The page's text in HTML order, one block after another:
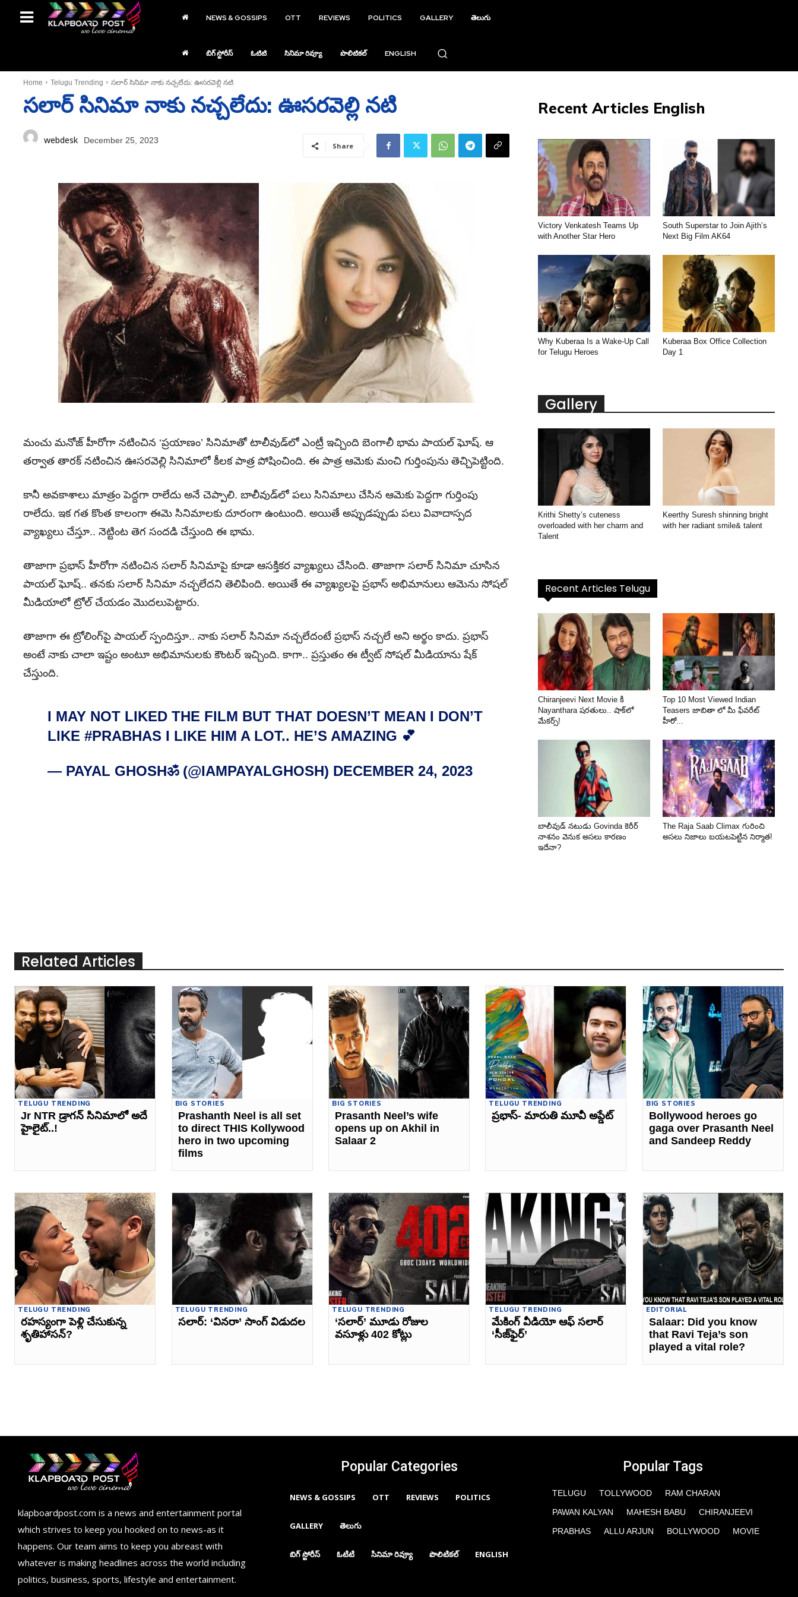
NEWS & GOSSIPS OTT REVIEWS POLITICS GALLERY తెలుగు
బిగ్ స్టోరీస్ ఓటిటి సినిమా రివ్యూ పొలిటికల్ ENGLISH
Home Telugu Trending సలార్‌ సినిమా నాకు నచ్చలేదు: ఊసరవెల్లి నటి
సలార్‌ సినిమా నాకు నచ్చలేదు: ఊసరవెల్లి నటి
webdesk December 25, 2023
Share
మంచు మనోజ్‌ హీరోగా నటించిన ‘ప్రయాణం’ సినిమాతో టాలీవుడ్‌లో ఎంట్రీ ఇచ్చింది బెంగాలీ భామ పాయల్‌ ఘోష్‌. ఆ
తర్వాత తారక్‌ నటించిన ఊసరవెల్లి సినిమాలో కీలక పాత్ర పోషించింది. ఈ పాత్ర ఆమెకు మంచి గుర్తింపును తెచ్చిపెట్టింది.
కానీ అవకాశాలు మాత్రం పెద్దగా రాలేదు అనే చెప్పాలి. బాలీవుడ్‌లో పలు సినిమాలు చేసిన ఆమెకు పెద్దగా గుర్తింపు
రాలేదు. ఇక గత కొంత కాలంగా ఈమె సినిమాలకు దూరంగా ఉంటుంది. అయితే అప్పుడ‌ప్పుడు పలు వివాదాస్పద
వ్యాఖ్యలు చేస్తూ.. నెట్టింట తెగ సందడి చేస్తుంది ఈ భామ‌.
తాజాగా ప్ర‌భాస్ హీరోగా న‌టించిన స‌లార్ సినిమాపై కూడా ఆస‌క్తిక‌ర వ్యాఖ్యలు చేసింది. తాజాగా స‌లార్ సినిమా చూసిన
పాయల్‌ ఘోష్.. త‌న‌కు స‌లార్ సినిమా న‌చ్చ‌లేద‌ని తెలిపింది. అయితే ఈ వ్యాఖ్యలపై ప్ర‌భాస్ అభిమానులు ఆమెను సోష‌ల్
మీడియాలో ట్రోల్ చేయ‌డం మొద‌లుపెట్టారు.
తాజాగా ఈ ట్రోలింగ్‌పై పాయల్ స్పందిస్తూ.. నాకు స‌లార్ సినిమా న‌చ్చ‌లేదంటే ప్ర‌భాస్ న‌చ్చ‌లే అని అర్థం కాదు. ప్ర‌భాస్
అంటే నాకు చాలా ఇష్టం అంటూ అభిమానుల‌కు కౌంట‌ర్ ఇచ్చింది. కాగా.. ప్రస్తుతం ఈ ట్వీట్‌ సోషల్ మీడియాను షేక్‌
చేస్తుంది.
I MAY NOT LIKED THE FILM BUT THAT DOESN’T MEAN I DON’T
LIKE #PRABHAS I LIKE HIM A LOT.. HE’S AMAZING 💕
— PAYAL GHOSHॐ (@IAMPAYALGHOSH) DECEMBER 24, 2023
Recent Articles English
Victory Venkatesh Teams Up
with Another Star Hero
South Superstar to Join Ajith’s
Next Big Film AK64
Why Kuberaa Is a Wake-Up Call
for Telugu Heroes
Kuberaa Box Office Collection
Day 1
Gallery
Krithi Shetty’s cuteness
overloaded with her charm and
Talent
Keerthy Suresh shinning bright
with her radiant smile& talent
Recent Articles Telugu
Chiranjeevi Next Movie కి
Nayanthara షరతులు.. షాక్‌లో
మేకర్స్!
Top 10 Most Viewed Indian
Teasers జాబితా లో మీ ఫేవరేట్
హీరో...
బాలీవుడ్ నటుడు Govinda కెరీర్
నాశనం వెనుక అసలు కారణం
ఇదేనా?
The Raja Saab Climax గురించి
అసలు నిజాలు బయటపెట్టిన నిర్మాత!
Related Articles
TELUGU TRENDING
Jr NTR డ్రాగన్ సినిమాలో అదే
హైలైట్..!
BIG STORIES
Prashanth Neel is all set
to direct THIS Kollywood
hero in two upcoming
films
BIG STORIES
Prasanth Neel’s wife
opens up on Akhil in
Salaar 2
TELUGU TRENDING
ప్రభాస్‌- మారుతి మూవీ అప్డేట్‌
BIG STORIES
Bollywood heroes go
gaga over Prasanth Neel
and Sandeep Reddy
TELUGU TRENDING
రహస్యంగా పెళ్లి చేసుకున్న
శృతిహాసన్‌?
TELUGU TRENDING
సలార్‌: ‘వినరా’ సాంగ్‌ విడుదల
TELUGU TRENDING
‘సలార్‌’ మూడు రోజుల
వసూళ్లు 402 కోట్లు
TELUGU TRENDING
మేకింగ్ వీడియో ఆఫ్ సలార్‌
‘సీజ్‌ఫైర్’
EDITORIAL
Salaar: Did you know
that Ravi Teja’s son
played a vital role?
klapboardpost.com is a news and entertainment portal
which strives to keep you hooked on to news-as it
happens. Our team aims to keep you abreast with
whatever is making headlines across the world including
politics, business, sports, lifestyle and entertainment.
Popular Categories
NEWS & GOSSIPS OTT REVIEWS POLITICS
GALLERY తెలుగు
బిగ్ స్టోరీస్ ఓటిటి సినిమా రివ్యూ పొలిటికల్ ENGLISH
Popular Tags
TELUGU TOLLYWOOD
RAM CHARAN
PAWAN KALYAN
MAHESH BABU
CHIRANJEEVI
PRABHAS
ALLU ARJUN BOLLYWOOD MOVIE